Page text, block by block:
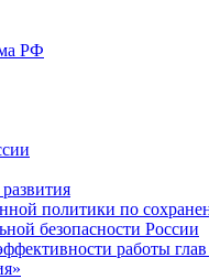
РФ
политики по
безопасности России
работы